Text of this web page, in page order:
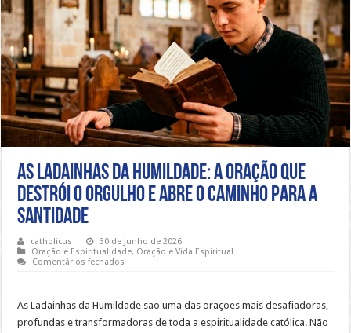
As Ladainhas da Humildade: a oração que
destrói o orgulho e abre o caminho para a
santidade
catholicus
30 de Junho de 2026
Oração e Espiritualidade, Oração e Vida Espiritual
Comentários fechados
Humildade:
a
oração
As Ladainhas da Humildade são uma das orações mais desafiadoras,
profundas e transformadoras de toda a espiritualidade católica. Não